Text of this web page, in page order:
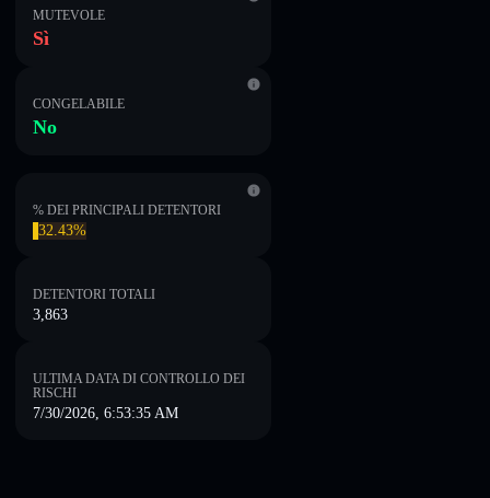
MUTEVOLE
Sì
CONGELABILE
No
% DEI PRINCIPALI DETENTORI
32.43%
DETENTORI TOTALI
3,863
ULTIMA DATA DI CONTROLLO DEI
RISCHI
7/30/2026, 6:53:35 AM